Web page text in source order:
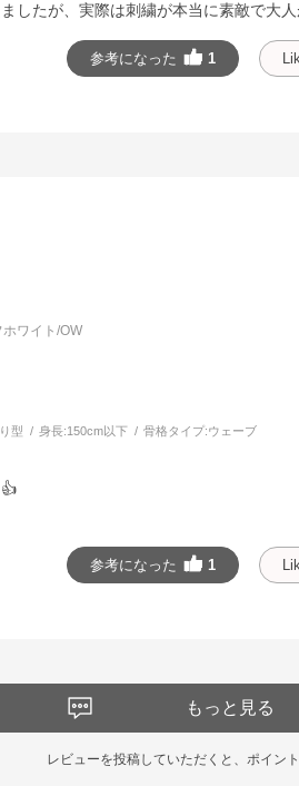
したが、実際は刺繍が本当に素敵で大人
参考になった 1
ワイト/OW
型 身長:150cm以下 骨格タイプ:ウェーブ
参考になった 1
もっと見る
レビューを投稿していただくと、ポイン